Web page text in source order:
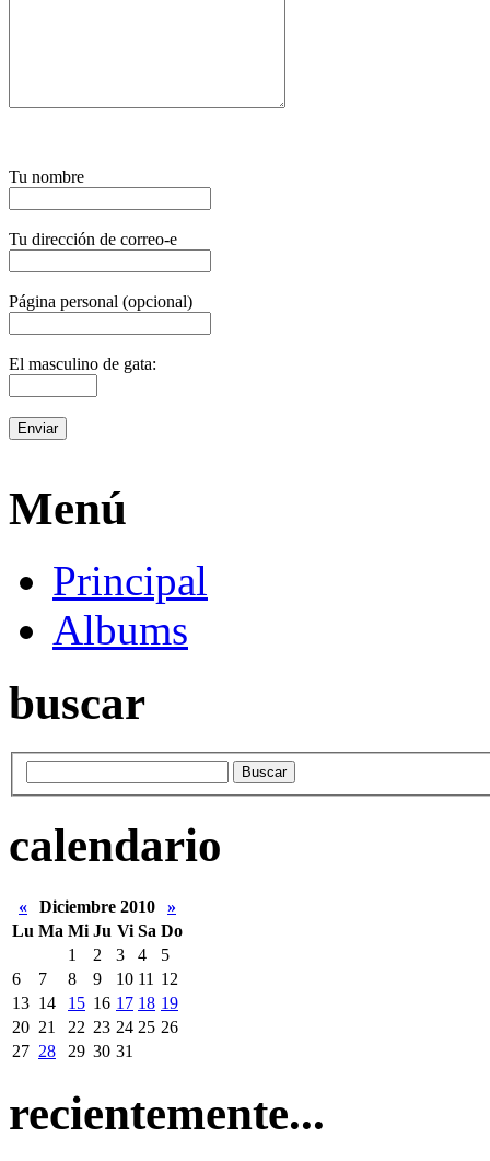
Tu nombre
Tu dirección de correo-e
Página personal (opcional)
El masculino de gata:
Menú
Principal
Albums
buscar
calendario
« Diciembre 2010
»
Lu Ma Mi Ju Vi Sa Do
1
2 3 4
5
6
7 8 9 10 11 12
13 14 15 16 17 18 19
20 21 22 23 24 25 26
27 28 29 30 31
recientemente...